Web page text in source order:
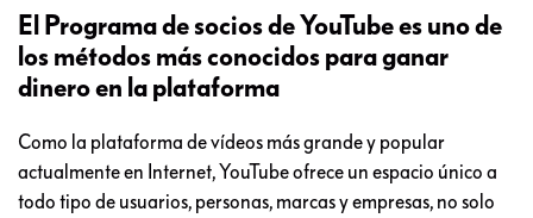
El Programa de socios de YouTube es uno de
los métodos más conocidos para ganar
dinero en la plataforma
Como la plataforma de vídeos más grande y popular
actualmente en Internet, YouTube ofrece un espacio único a
todo tipo de usuarios, personas, marcas y empresas, no solo